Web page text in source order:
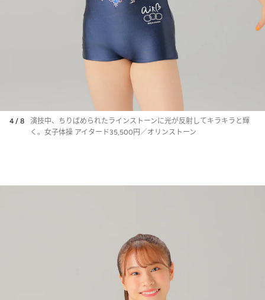
4 / 8
演技中、ちりばめられたラインストーンに光が反射してキラキラと輝
く。女子体操 アイタード35,500円／オリンストーン